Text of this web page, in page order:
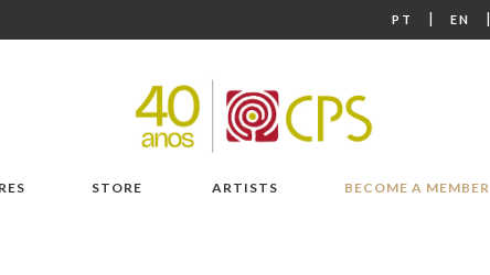
PT | EN |
STORE ARTISTS BECOME A MEMBER